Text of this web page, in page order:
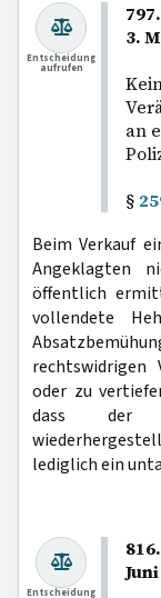
3.
an
§
Entscheidung
aufrufen
Beim Verkauf
Angeklagten
öffentlich
vollendete
rechtswidrigen
oder zu
dass der
lediglich ein
Entscheidung